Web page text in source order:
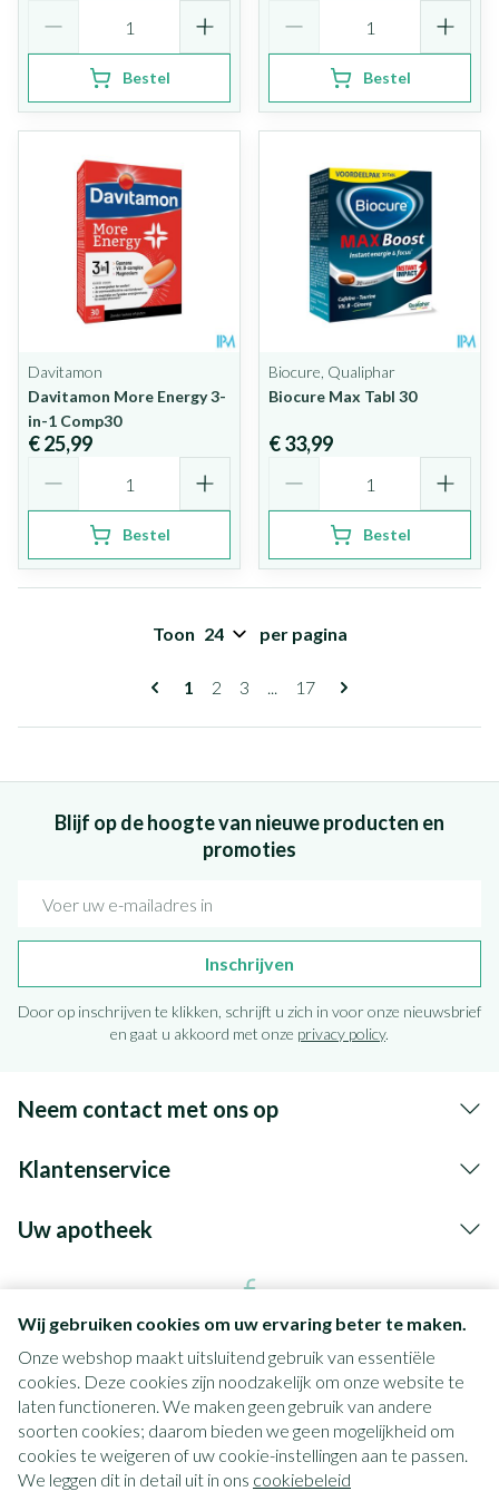
Wij gebruiken cookies om uw ervaring beter te maken.
Onze webshop maakt uitsluitend gebruik van essentiële
cookies. Deze cookies zijn noodzakelijk om onze website te
laten functioneren. We maken geen gebruik van andere
soorten cookies; daarom bieden we geen mogelijkheid om
cookies te weigeren of uw cookie-instellingen aan te passen.
We leggen dit in detail uit in ons cookiebeleid
Bestel Bestel
Davitamon
Davitamon More Energy 3-
in-1 Comp30
€ 25,99
Bestel
Biocure, Qualiphar
Biocure Max Tabl 30
€ 33,99
Bestel
Pagina's
U lees momenteel pagina
1 Pagina
2 Pagina
3 ... Pagina
17
Toon per pagina
Blijf op de hoogte van nieuwe producten en
promoties
Inschrijven
Door op inschrijven te klikken, schrijft u zich in voor onze nieuwsbrief
en gaat u akkoord met onze privacy policy.
Neem contact met ons op
Klantenservice
Uw apotheek
Juridische links